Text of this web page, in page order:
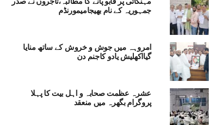
UTTAR PRADESH
UP
ایم یو میں آرٹ کا رنگا رنگ میلہ منعقد
DON'T MISS
اعلامیہ اور ہندوستانی نوجوانوں کی صلاحیتوں کا فروغ :
مسائل و امکانات ” میں 2رزہ سیمینارکا آغاز
جمہوریہ کے نام بھیجامیمورنڈم
امروہہ میں جوش و خروش کے ساتھ منایا
گیااکھلیش یادو کاجنم دن
عشرہ عظمت صحابہ و اہل بیت کا پہلا
پروگرام بگھرہ میں منعقد